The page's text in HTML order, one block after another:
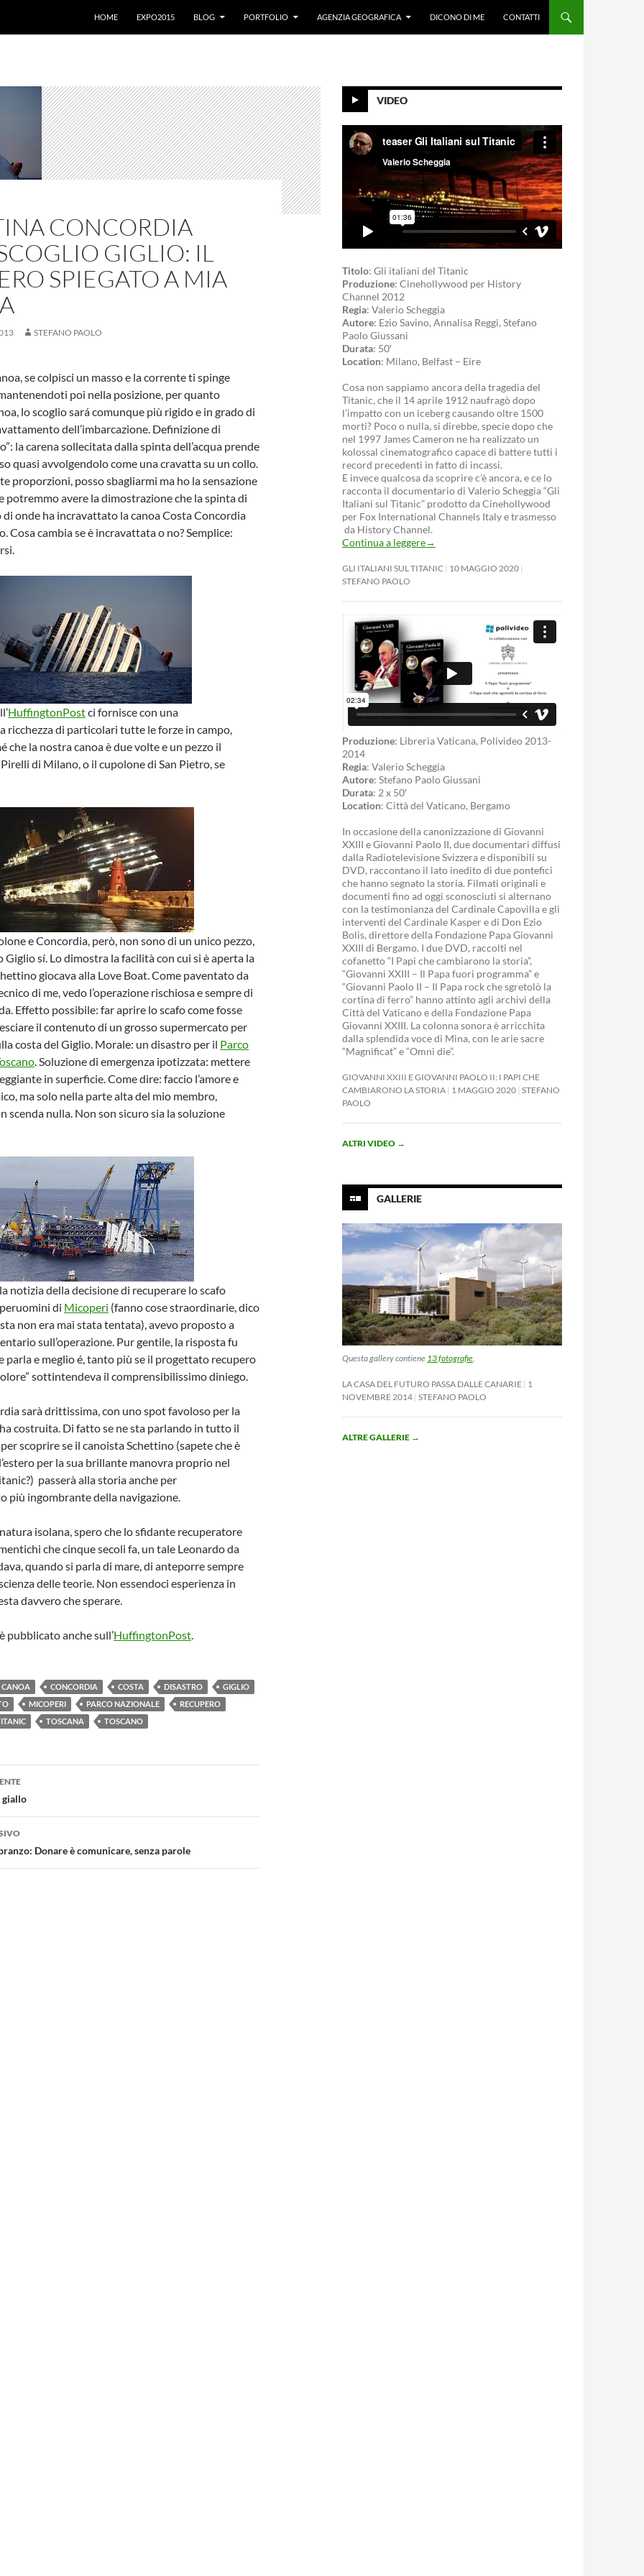
HOME
EXPO2015 BLOG PORTFOLIO AGENZIA GEOGRAFICA DICONO DI ME CONTATTI
CONCORDIA
GIGLIO: IL
SPIEGATO A MIA
STEFANO PAOLO
se colpisci un masso e la corrente ti spinge
poi nella posizione, per quanto
lo scoglio sará comunque più rigido e in grado di
dell’imbarcazione. Definizione di
la carena sollecitata dalla spinta dell’acqua prende
quasi avvolgendolo come una cravatta su un collo.
proporzioni, posso sbagliarmi ma ho la sensazione
potremmo avere la dimostrazione che la spinta di
di onde ha incravattato la canoa Costa Concordia
Cosa cambia se è incravattata o no? Semplice:
HuffingtonPostci fornisce con una
ricchezza di particolari tutte le forze in campo,
che la nostra canoa è due volte e un pezzo il
di Milano, o il cupolone di San Pietro, se
e Concordia, però, non sono di un unico pezzo,
Giglio sí. Lo dimostra la facilità con cui si è aperta la
giocava alla Love Boat. Come paventato da
di me, vedo l’operazione rischiosa e sempre di
Effetto possibile: far aprire lo scafo come fosse
il contenuto di un grosso supermercato per
costa del Giglio. Morale: un disastro per il Parco
. Soluzione di emergenza ipotizzata: mettere
in superficie. Come dire: faccio l’amore e
ma solo nella parte alta del mio membro,
scenda nulla. Non son sicuro sia la soluzione
notizia della decisione di recuperare lo scafo
di Micoperi (fanno cose straordinarie, dico
non era mai stata tentata), avevo proposto a
sull’operazione. Pur gentile, la risposta fu
parla e meglio é, tanto più se il progettato recupero
sottintendeva il comprensibilissimo diniego.
sarà drittissima, con uno spot favoloso per la
costruita. Di fatto se ne sta parlando in tutto il
scoprire se il canoista Schettino (sapete che è
per la sua brillante manovra proprio nel
passerà alla storia anche per
più ingombrante della navigazione.
isolana, spero che lo sfidante recuperatore
che cinque secoli fa, un tale Leonardo da
quando si parla di mare, di anteporre sempre
delle teorie. Non essendoci esperienza in
davvero che sperare.
pubblicato anche sull’HuffingtonPost.
CANOA CONCORDIA COSTA DISASTRO
GIGLIO
MICOPERI PARCO NAZIONALE
RECUPERO
TOSCANA TOSCANO
giallo
Donare è comunicare, senza parole
VIDEO
Titolo: Gli italiani del Titanic
Produzione: Cinehollywood per History
Channel 2012
Regia: Valerio Scheggia
Autore: Ezio Savino, Annalisa Reggi, Stefano
Paolo Giussani
Durata: 50′
Location: Milano, Belfast – Eire
Cosa non sappiamo ancora della tragedia del
Titanic, che il 14 aprile 1912 naufragò dopo
l’impatto con un iceberg causando oltre 1500
morti? Poco o nulla, si direbbe, specie dopo che
nel 1997 James Cameron ne ha realizzato un
kolossal cinematografico capace di battere tutti i
record precedenti in fatto di incassi.
E invece qualcosa da scoprire c’è ancora, e ce lo
racconta il documentario di Valerio Scheggia “Gli
Italiani sul Titanic” prodotto da Cinehollywood
per Fox International Channels Italy e trasmesso
da History Channel.
Continua a leggere→
GLI ITALIANI SUL TITANIC 10 MAGGIO 2020
STEFANO PAOLO
Produzione: Libreria Vaticana, Polivideo 2013-
2014
Regia: Valerio Scheggia
Autore: Stefano Paolo Giussani
Durata: 2 x 50′
Location: Città del Vaticano, Bergamo
In occasione della canonizzazione di Giovanni
XXIII e Giovanni Paolo II, due documentari diffusi
dalla Radiotelevisione Svizzera e disponibili su
DVD, raccontano il lato inedito di due pontefici
che hanno segnato la storia. Filmati originali e
documenti fino ad oggi sconosciuti si alternano
con la testimonianza del Cardinale Capovilla e gli
interventi del Cardinale Kasper e di Don Ezio
Bolis, direttore della Fondazione Papa Giovanni
XXIII di Bergamo. I due DVD, raccolti nel
cofanetto “I Papi che cambiarono la storia”,
“Giovanni XXIII – Il Papa fuori programma” e
“Giovanni Paolo II – Il Papa rock che sgretolò la
cortina di ferro” hanno attinto agli archivi della
Città del Vaticano e della Fondazione Papa
Giovanni XXIII. La colonna sonora è arricchita
dalla splendida voce di Mina, con le arie sacre
“Magnificat” e “Omni die”.
GIOVANNI XXIII E GIOVANNI PAOLO II: I PAPI CHE
CAMBIARONO LA STORIA 1 MAGGIO 2020 STEFANO
PAOLO
ALTRI VIDEO →
GALLERIE
Questa gallery contiene 13 fotografie.
LA CASA DEL FUTURO PASSA DALLE CANARIE 1
NOVEMBRE 2014 STEFANO PAOLO
ALTRE GALLERIE →